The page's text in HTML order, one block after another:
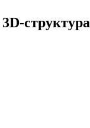
структура